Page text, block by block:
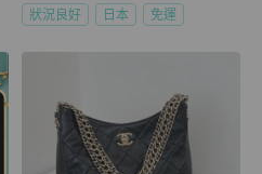
狀況良好 日本 免運